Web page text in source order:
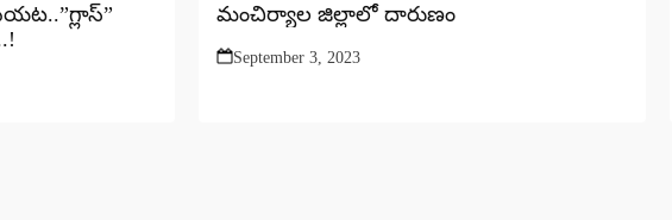
మంచిర్యాల జిల్లాలో దారుణం
September 3, 2023